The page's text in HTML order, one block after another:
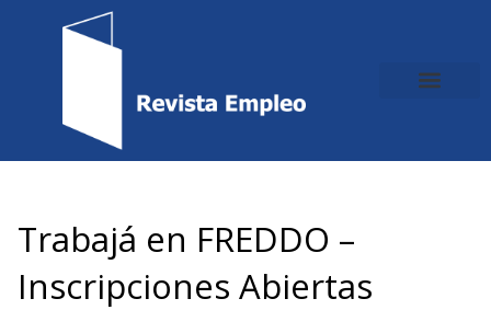
Trabajá en FREDDO –
Inscripciones Abiertas